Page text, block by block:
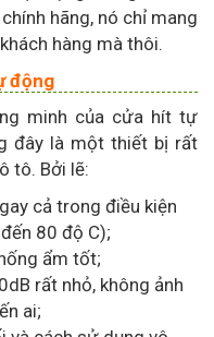
hãng, nó chỉ mang
hàng mà thôi.
động
minh của cửa hít tự
đây là một thiết bị rất
tô. Bởi lẽ:
cả trong điều kiện
80 độ C);
ẩm tốt;
rất nhỏ, không ảnh
ai;